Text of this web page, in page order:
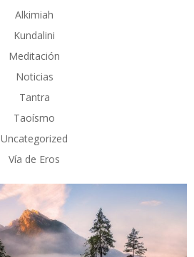
Alkimiah
Kundalini
Meditación
Noticias
Tantra
Taoísmo
Uncategorized
Vía de Eros